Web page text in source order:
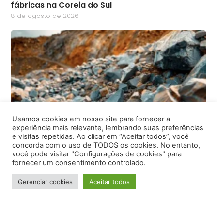
fábricas na Coreia do Sul
8 de agosto de 2026
Corrida pelos minerais críticos movimenta o
Brasil e coloca potencial do Amazonas em
debate
8 de agosto de 2026
Usamos cookies em nosso site para fornecer a
experiência mais relevante, lembrando suas preferências
e visitas repetidas. Ao clicar em “Aceitar todos”, você
concorda com o uso de TODOS os cookies. No entanto,
você pode visitar "Configurações de cookies" para
fornecer um consentimento controlado.
Gerenciar cookies Aceitar todos